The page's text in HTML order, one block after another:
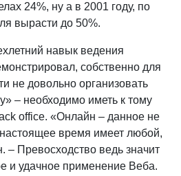
24%, ну а в 2001 году, по
вырасти до 50%.
навык ведения
собственно для
не довольно организовать
– необходимо иметь к тому
office. «Онлайн – данное не
время имеет любой,
– Превосходство ведь значит
и удачное применение Веба.